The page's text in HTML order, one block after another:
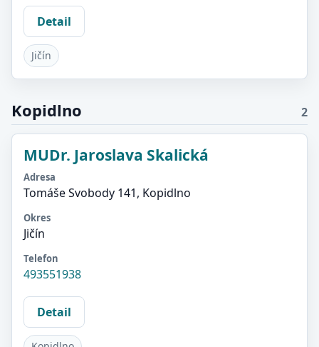
Detail
Jičín
Kopidlno 2
MUDr. Jaroslava Skalická
Adresa
Tomáše Svobody 141, Kopidlno
Okres
Jičín
Telefon
493551938
Detail